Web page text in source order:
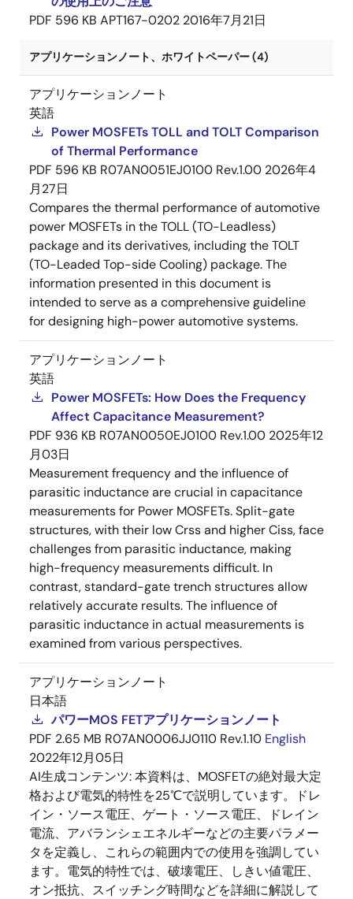
PDF 596 KB APT167-0202 2016年7月21日
アプリケーションノート、ホワイトペーパー (4)
アプリケーションノート
英語
Power MOSFETs TOLL and TOLT Comparison
of Thermal Performance
PDF 596 KB R07AN0051EJ0100 Rev.1.00 2026年4
月27日
Compares the thermal performance of automotive
power MOSFETs in the TOLL (TO-Leadless)
package and its derivatives, including the TOLT
(TO-Leaded Top-side Cooling) package. The
information presented in this document is
intended to serve as a comprehensive guideline
for designing high-power automotive systems.
アプリケーションノート
英語
Power MOSFETs: How Does the Frequency
Affect Capacitance Measurement?
PDF 936 KB R07AN0050EJ0100 Rev.1.00 2025年12
月03日
Measurement frequency and the influence of
parasitic inductance are crucial in capacitance
measurements for Power MOSFETs. Split-gate
structures, with their low Crss and higher Ciss, face
challenges from parasitic inductance, making
high-frequency measurements difficult. In
contrast, standard-gate trench structures allow
relatively accurate results. The influence of
parasitic inductance in actual measurements is
examined from various perspectives.
アプリケーションノート
日本語
パワーMOS FETアプリケーションノート
PDF 2.65 MB R07AN0006JJ0110 Rev.1.10 English
2022年12月05日
AI生成コンテンツ:本資料は、MOSFETの絶対最大定
格および電気的特性を25℃で説明しています。ドレ
イン・ソース電圧、ゲート・ソース電圧、ドレイン
電流、アバランシェエネルギーなどの主要パラメー
タを定義し、これらの範囲内での使用を強調してい
ます。電気的特性では、破壊電圧、しきい値電圧、
オン抵抗、スイッチング時間などを詳細に解説して